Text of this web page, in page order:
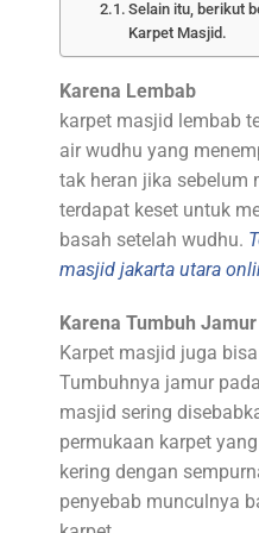
Selain itu, berikut
Karpet Masjid.
Karena Lembab
karpet masjid lembab
air wudhu yang
tak heran jika sebelum
terdapat keset untuk
basah setelah wudhu.
masjid jakarta utara
Karena Tumbuh Jamur
Karpet masjid juga
Tumbuhnya jamur
masjid sering
permukaan karpet
kering dengan
penyebab munculnya